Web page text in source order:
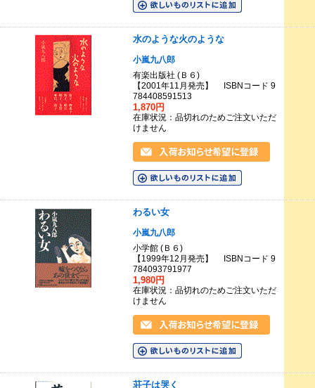
水のような火のような
小嵐九八郎
有楽出版社 (Ｂ６)
【2001年11月発売】 ISBNコード 9
784408591513
1,870円
在庫状況：品切れのためご注文いただ
けません
わるい女
小嵐九八郎
小学館 (Ｂ６)
【1999年12月発売】 ISBNコード 9
784093791977
1,980円
在庫状況：品切れのためご注文いただ
けません
荘子は哭く